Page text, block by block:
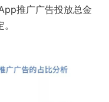
推广广告投放总金